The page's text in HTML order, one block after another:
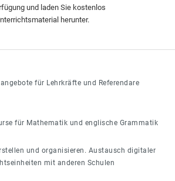
und laden Sie kostenlos
herunter.
für Lehrkräfte und Referendare
für Mathematik und englische Grammatik
und organisieren. Austausch digitaler
mit anderen Schulen